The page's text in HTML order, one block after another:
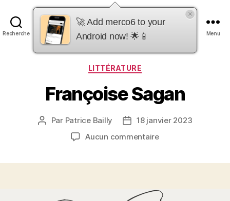
Recherche
merco6
Menu
Catégories
LITTÉRATURE
Françoise Sagan
Auteur
Par Patrice Bailly
Date18 janvier 2023
Aucun commentairesur
🚀 Add merco6 to your
Android now! 🌟📱
×